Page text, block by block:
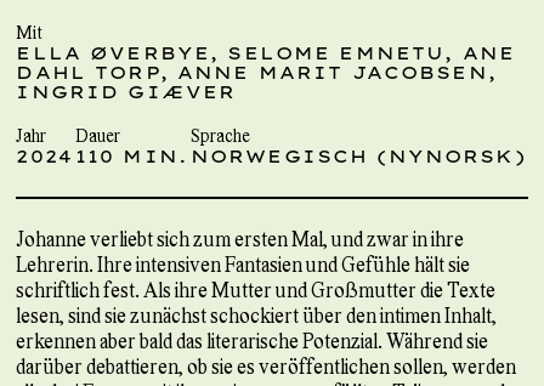
Mit
ELLA ØVERBYE, SELOME EMNETU, ANE
DAHL TORP, ANNE MARIT JACOBSEN,
INGRID GIÆVER
Jahr
2024
Dauer
110 MIN.
Sprache
NORWEGISCH (NYNORSK)
Johanne verliebt sich zum ersten Mal, und zwar in ihre
Lehrerin. Ihre intensiven Fantasien und Gefühle hält sie
schriftlich fest. Als ihre Mutter und Großmutter die Texte
lesen, sind sie zunächst schockiert über den intimen Inhalt,
erkennen aber bald das literarische Potenzial. Während sie
darüber debattieren, ob sie es veröffentlichen sollen, werden